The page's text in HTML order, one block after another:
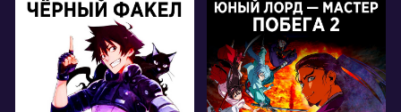
11787 9410